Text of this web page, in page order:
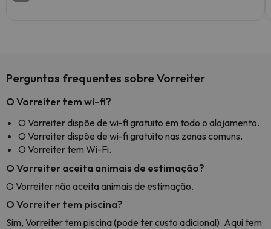
Perguntas frequentes sobre Vorreiter
O Vorreiter tem wi-fi?
O Vorreiter dispõe de wi-fi gratuito em todo o alojamento.
O Vorreiter dispõe de wi-fi gratuito nas zonas comuns.
O Vorreiter tem Wi-Fi.
O Vorreiter aceita animais de estimação?
O Vorreiter não aceita animais de estimação.
O Vorreiter tem piscina?
Sim, Vorreiter tem piscina (pode ter custo adicional). Aqui tem